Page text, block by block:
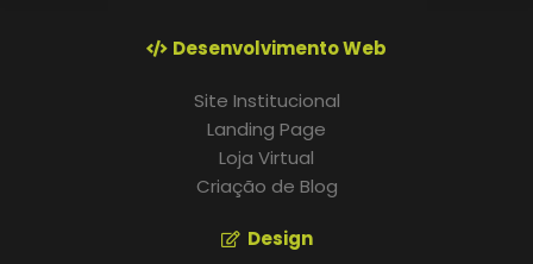
Desenvolvimento Web
Site Institucional
Landing Page
Loja Virtual
Criação de Blog
Design